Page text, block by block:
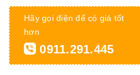
Hãy gọi điện để có giá tốt
hơn
0911.291.445